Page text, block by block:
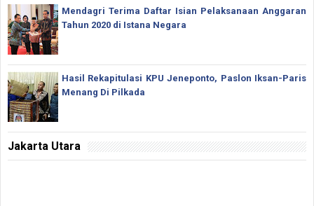
Mendagri Terima Daftar Isian Pelaksanaan Anggaran
Tahun 2020 di Istana Negara
Hasil Rekapitulasi KPU Jeneponto, Paslon Iksan-Paris
Menang Di Pilkada
Jakarta Utara